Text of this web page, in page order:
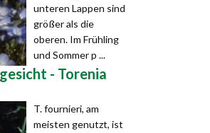
unteren Lappen sind
größer als die
oberen. Im Frühling
und Sommer p ...
- Torenia
T. fournieri, am
meisten genutzt, ist